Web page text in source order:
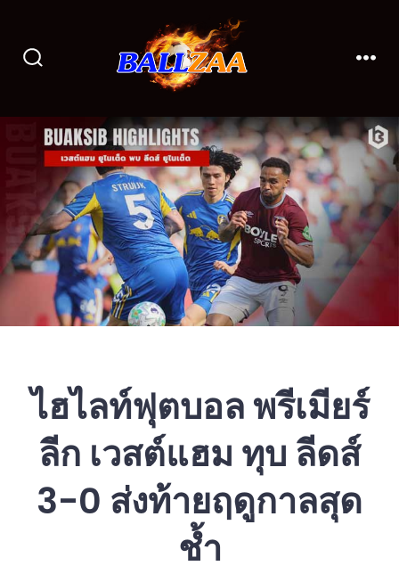
ไฮไลท์ฟุตบอล พรีเมียร์
ลีก เวสต์แฮม ทุบ ลีดส์
3-0 ส่งท้ายฤดูกาลสุด
ช้ำ